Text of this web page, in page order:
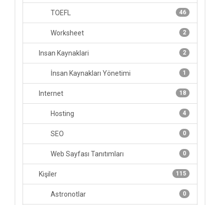
46
TOEFL
2
Worksheet
2
Insan Kaynaklari
1
İnsan Kaynakları Yönetimi
18
Internet
4
Hosting
0
SEO
0
Web Sayfası Tanıtımları
115
Kişiler
0
Astronotlar